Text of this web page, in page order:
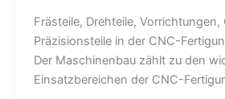
Frästeile, Drehteile, Vorrichtungen,
Präzisionsteile in der CNC-
Der Maschinenbau zählt zu den
Einsatzbereichen der CNC-